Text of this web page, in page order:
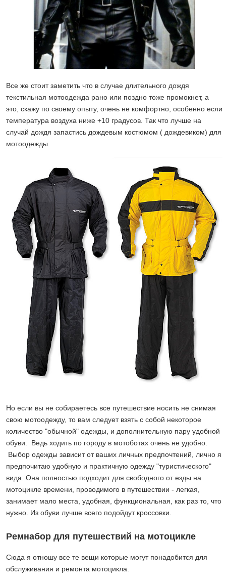
Все же стоит заметить что в случае длительного дождя
текстильная мотоодежда рано или поздно тоже промокнет, а
это, скажу по своему опыту, очень не комфортно, особенно если
температура воздуха ниже +10 градусов. Так что лучше на
случай дождя запастись дождевым костюмом ( дождевиком) для
мотоодежды.
Но если вы не собираетесь все путешествие носить не снимая
свою мотоодежду, то вам следует взять с собой некоторое
количество "обычной" одежды, и дополнительную пару удобной
обуви. Ведь ходить по городу в мотоботах очень не удобно.
Выбор одежды зависит от ваших личных предпочтений, лично я
предпочитаю удобную и практичную одежду "туристического"
вида. Она полностью подходит для свободного от езды на
мотоцикле времени, проводимого в путешествии - легкая,
занимает мало места, удобная, функциональная, как раз то, что
нужно. Из обуви лучше всего подойдут кроссовки.
Ремнабор для путешествий на мотоцикле
Сюда я отношу все те вещи которые могут понадобится для
обслуживания и ремонта мотоцикла.